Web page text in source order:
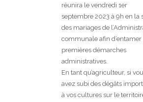
réunira le vendredi 1er
septembre 2023 à 9h en la
des mariages de
communale afin d’entamer
premières démarches
administratives.
En tant qu’agriculteur, si
avez subi des dégâts
à vos cultures sur le